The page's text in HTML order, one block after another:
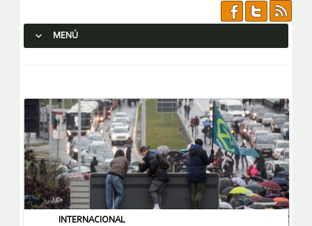
MENÚ
INTERNACIONAL